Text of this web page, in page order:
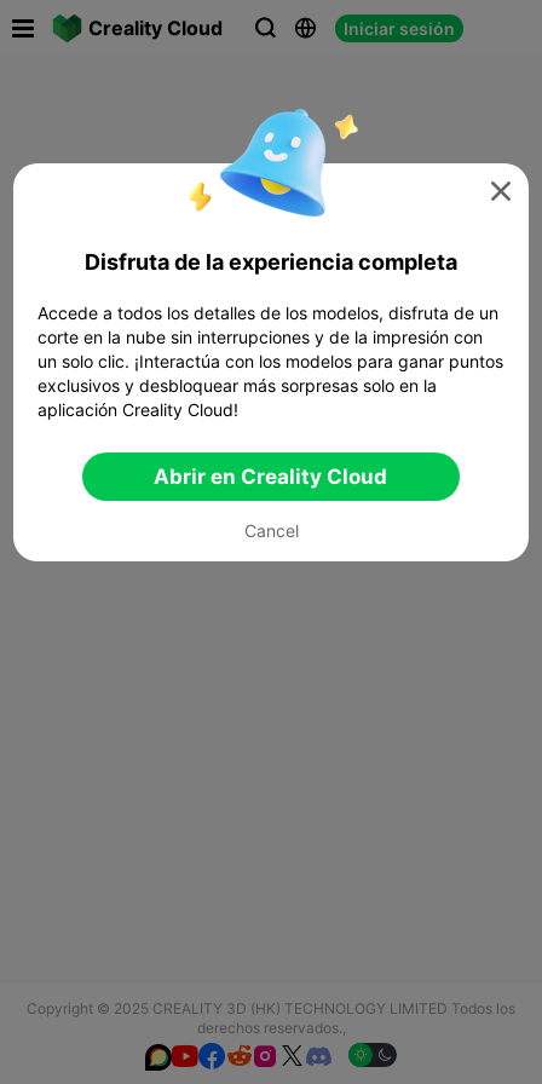
Creality Cloud   Iniciar sesión
Copyright © 2025 CREALITY 3D (HK) TECHNOLOGY LIMITED Todos los
derechos reservados.,
  

Disfruta de la experiencia completa
Accede a todos los detalles de los modelos, disfruta de un
corte en la nube sin interrupciones y de la impresión con
un solo clic. ¡Interactúa con los modelos para ganar puntos
exclusivos y desbloquear más sorpresas solo en la
aplicación Creality Cloud!
Abrir en Creality Cloud
Cancel